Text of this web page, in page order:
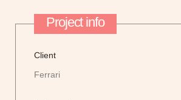
Project info
Client
Ferrari